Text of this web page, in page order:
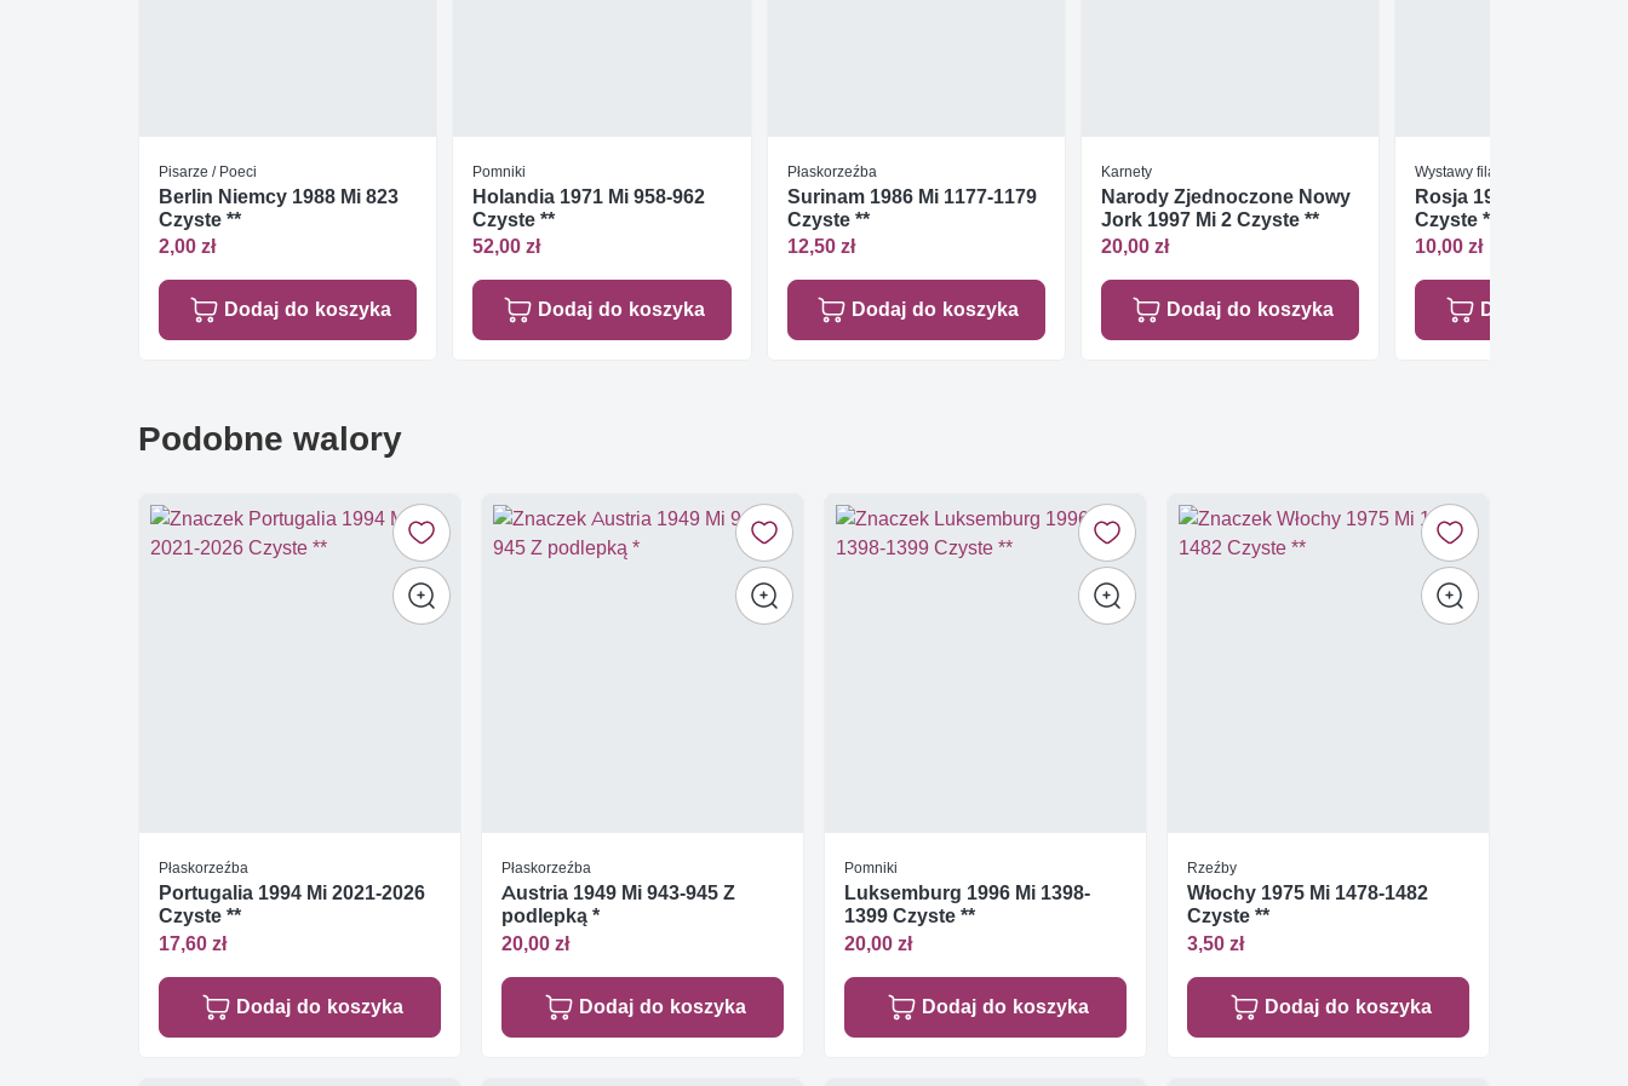
Pisarze / Poeci
Berlin Niemcy 1988 Mi 823
Czyste **
2,00 zł
Dodaj do koszyka
Pomniki
Holandia 1971 Mi 958-962
Czyste **
52,00 zł
Dodaj do koszyka
Płaskorzeźba
Surinam 1986 Mi 1177-1179
Czyste **
12,50 zł
Dodaj do koszyka
Karnety
Narody Zjednoczone Nowy
Jork 1997 Mi 2 Czyste **
20,00 zł
Dodaj do koszyka
Wystawy filatelistyczne
Rosja 1994 Mi ark 397
Czyste **
10,00 zł
Dodaj do
Podobne walory
Płaskorzeźba
Portugalia 1994 Mi 2021-2026
Czyste **
17,60 zł
Dodaj do koszyka
Płaskorzeźba
Austria 1949 Mi 943-945 Z
podlepką *
20,00 zł
Dodaj do koszyka
Pomniki
Luksemburg 1996 Mi 1398-
1399 Czyste **
20,00 zł
Dodaj do koszyka
Rzeźby
Włochy 1975 Mi 1478-1482
Czyste **
3,50 zł
Dodaj do koszyka